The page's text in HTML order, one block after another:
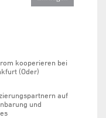
kooperieren bei
(Oder)
auf
und